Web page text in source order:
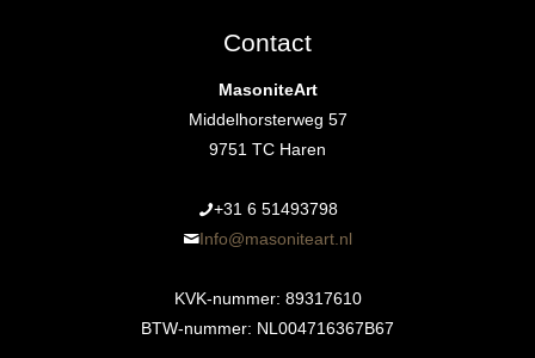
Contact
MasoniteArt
Middelhorsterweg 57
9751 TC Haren
+31 6 51493798‬
Info@masoniteart.nl
KVK-nummer: 89317610
BTW-nummer: NL004716367B67